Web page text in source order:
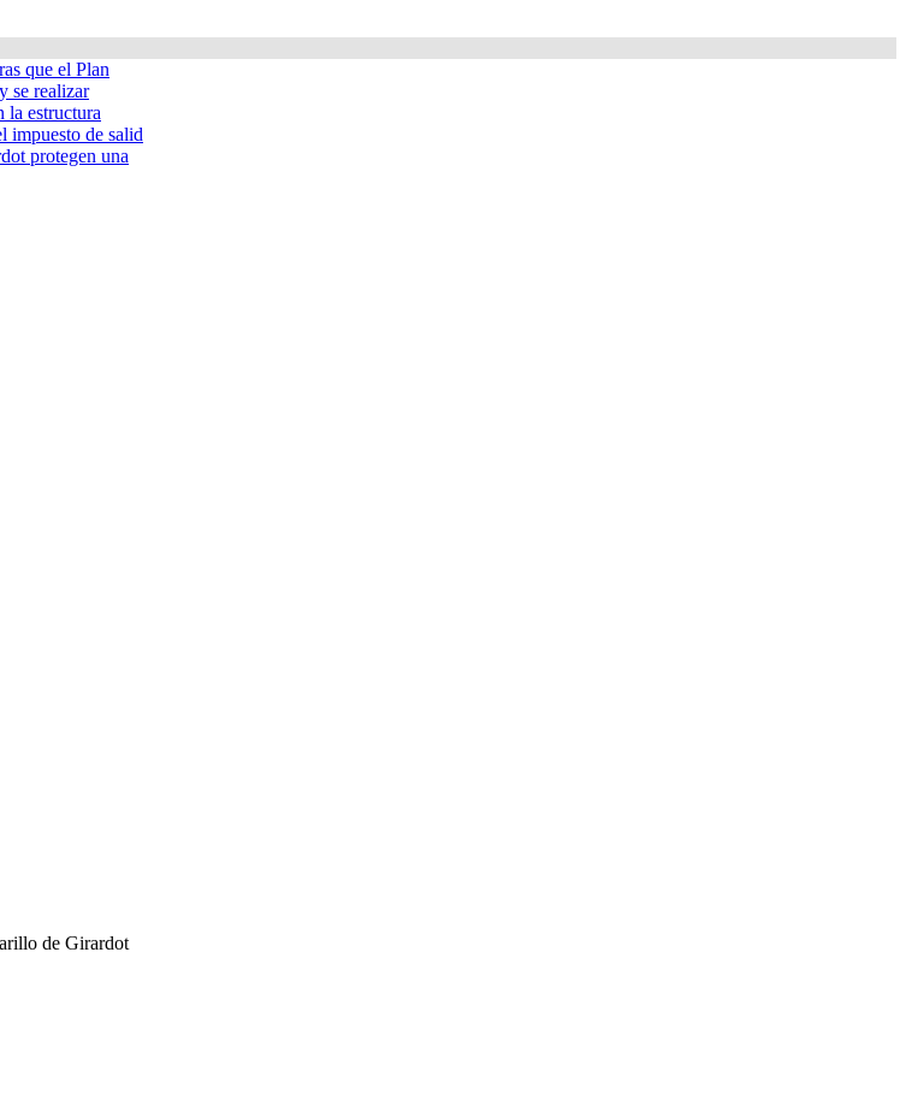
que el Plan
se realizar
la estructura
impuesto de salid
protegen una